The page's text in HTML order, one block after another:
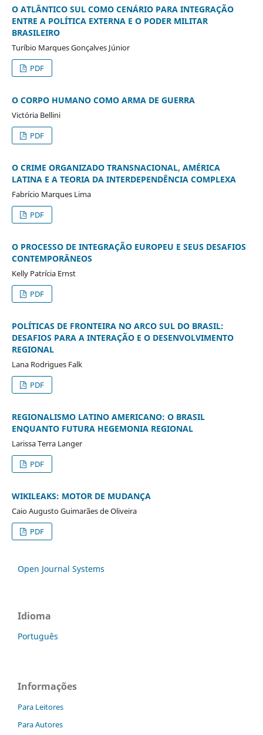
O ATLÂNTICO SUL COMO CENÁRIO PARA INTEGRAÇÃO
ENTRE A POLÍTICA EXTERNA E O PODER MILITAR
BRASILEIRO
Turíbio Marques Gonçalves Júnior
PDF
O CORPO HUMANO COMO ARMA DE GUERRA
Victória Bellini
PDF
O CRIME ORGANIZADO TRANSNACIONAL, AMÉRICA
LATINA E A TEORIA DA INTERDEPENDÊNCIA COMPLEXA
Fabrício Marques Lima
PDF
O PROCESSO DE INTEGRAÇÃO EUROPEU E SEUS DESAFIOS
CONTEMPORÂNEOS
Kelly Patrícia Ernst
PDF
POLÍTICAS DE FRONTEIRA NO ARCO SUL DO BRASIL:
DESAFIOS PARA A INTERAÇÃO E O DESENVOLVIMENTO
REGIONAL
Lana Rodrigues Falk
PDF
REGIONALISMO LATINO AMERICANO: O BRASIL
ENQUANTO FUTURA HEGEMONIA REGIONAL
Larissa Terra Langer
PDF
WIKILEAKS: MOTOR DE MUDANÇA
Caio Augusto Guimarães de Oliveira
PDF
Open Journal Systems
Idioma
Português
Informações
Para Leitores
Para Autores